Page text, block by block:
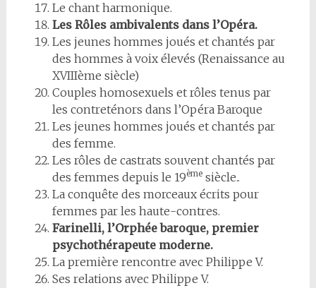
Le chant harmonique.
Les Rôles ambivalents dans l’Opéra.
Les jeunes hommes joués et chantés par
des hommes à voix élevés (Renaissance au
XVIIIème siècle)
Couples homosexuels et rôles tenus par
les contreténors dans l’Opéra Baroque
Les jeunes hommes joués et chantés par
des femme.
Les rôles de castrats souvent chantés par
des femmes depuis le 19èmesiècle..
La conquête des morceaux écrits pour
femmes par les haute-contres.
Farinelli, l’Orphée baroque, premier
psychothérapeute moderne.
La première rencontre avec Philippe V.
Ses relations avec Philippe V.